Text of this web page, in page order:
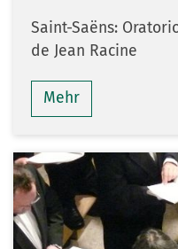
Saint-Saëns:
de Jean Racine
Mehr